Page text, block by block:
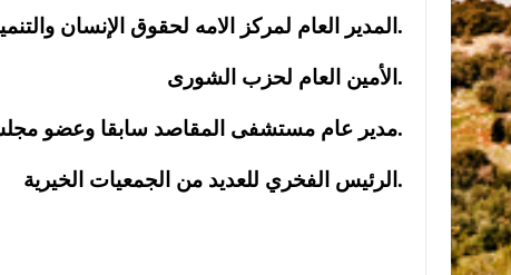
المدير العام لمركز الامه لحقوق الإنسان والتنمية.
الأمين العام لحزب الشورى.
مدير عام مستشفى المقاصد سابقا وعضو مجلس مستشفى المقاصد سابقا.
الرئيس الفخري للعديد من الجمعيات الخيرية.